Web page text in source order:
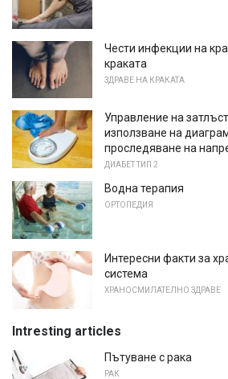
Чести инфекции на
краката
ЗДРАВЕ НА КРАКАТА
Управление на
използване на
проследяване на
ДИАБЕТ ТИП 2
Водна терапия
ОРТОПЕДИЯ
Интересни факти за
система
ХРАНОСМИЛАТЕЛНО ЗДРАВЕ
Intresting articles
Пътуване с рака
РАК